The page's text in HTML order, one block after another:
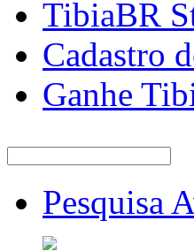
TibiaBR
Cadastro
Ganhe
Pesquisa